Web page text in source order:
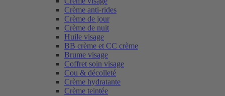
Crème anti-rides
Crème de jour
Crème de nuit
Huile visage
BB crème et CC crème
Brume visage
Coffret soin visage
Cou & décolleté
Crème hydratante
Crème teintée